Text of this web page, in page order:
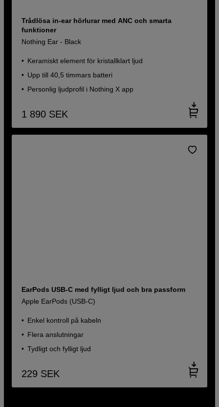
Trådlösa in-ear hörlurar med ANC och smarta
funktioner
Nothing Ear - Black
Keramiskt element för kristallklart ljud
Upp till 40,5 timmars batteri
Personlig ljudprofil i Nothing X app
1 890 SEK
EarPods USB-C med fylligt ljud och bra passform
Apple EarPods (USB-C)
Enkel kontroll på kabeln
Flera anslutningar
Tydligt och fylligt ljud
229 SEK